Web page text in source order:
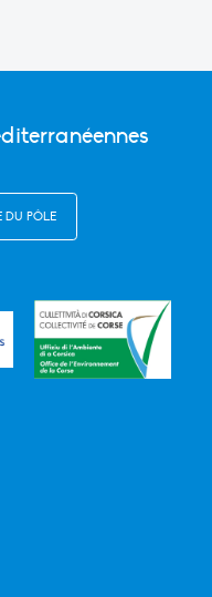
DU PÔLE